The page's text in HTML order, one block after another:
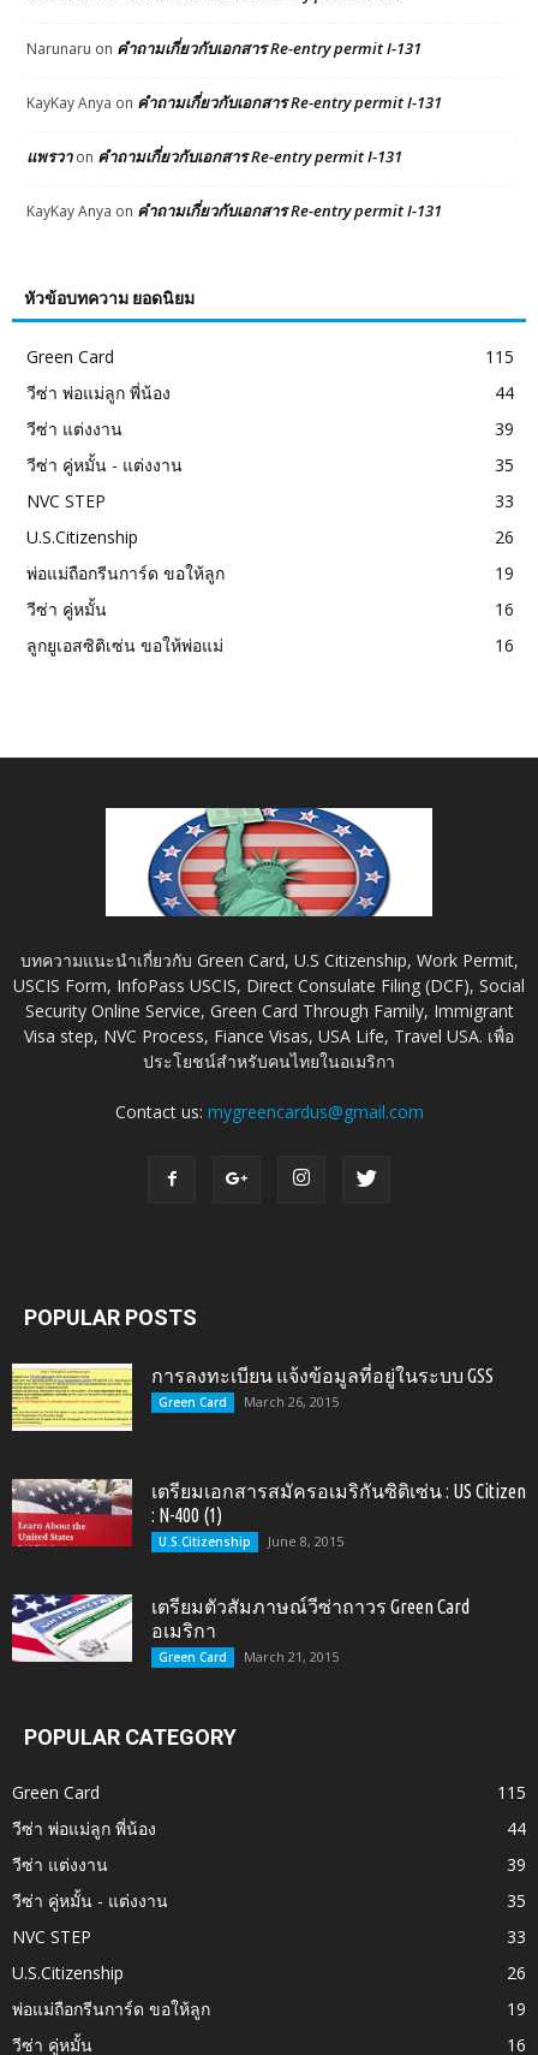
Narunaru on คำถามเกี่ยวกับเอกสาร Re-entry permit I-131
KayKay Anya on คำถามเกี่ยวกับเอกสาร Re-entry permit I-131
แพรวาon คำถามเกี่ยวกับเอกสาร Re-entry permit I-131
KayKay Anya on คำถามเกี่ยวกับเอกสาร Re-entry permit I-131
หัวข้อบทความ ยอดนิยม
Green Card
115
วีซ่า พ่อแม่ลูก พี่น้อง
44
วีซ่า แต่งงาน
39
วีซ่า คู่หมั้น - แต่งงาน
35
NVC STEP
33
U.S.Citizenship
26
พ่อแม่ถือกรีนการ์ด ขอให้ลูก
19
วีซ่า คู่หมั้น
16
ลูกยูเอสซิติเซ่น ขอให้พ่อแม่
16
บทความแนะนำเกี่ยวกับ Green Card, U.S Citizenship, Work Permit,
USCIS Form, InfoPass USCIS, Direct Consulate Filing (DCF), Social
Security Online Service, Green Card Through Family, Immigrant
Visa step, NVC Process, Fiance Visas, USA Life, Travel USA. เพื่อ
ประโยชน์สำหรับคนไทยในอเมริกา
Contact us: mygreencardus@gmail.com
POPULAR POSTS
การลงทะเบียน แจ้งข้อมูลที่อยู่ในระบบ GSS
Green Card March 26, 2015
เตรียมเอกสารสมัครอเมริกันซิติเซ่น : US Citizen
: N-400 (1)
U.S.Citizenship June 8, 2015
เตรียมตัวสัมภาษณ์วีซ่าถาวร Green Card
อเมริกา
Green Card March 21, 2015
POPULAR CATEGORY
Green Card
115
วีซ่า พ่อแม่ลูก พี่น้อง
44
วีซ่า แต่งงาน
39
วีซ่า คู่หมั้น - แต่งงาน
35
NVC STEP
33
U.S.Citizenship
26
พ่อแม่ถือกรีนการ์ด ขอให้ลูก
19
วีซ่า คู่หมั้น
16